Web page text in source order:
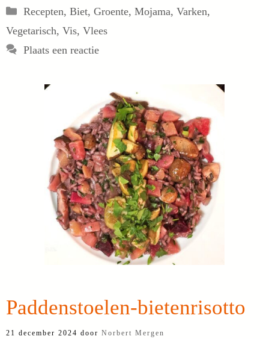
Categorieën
Recepten, Biet, Groente, Mojama, Varken,
Vegetarisch, Vis, Vlees
Plaats een reactie
Paddenstoelen-bietenrisotto
21 december 2024 door Norbert Mergen